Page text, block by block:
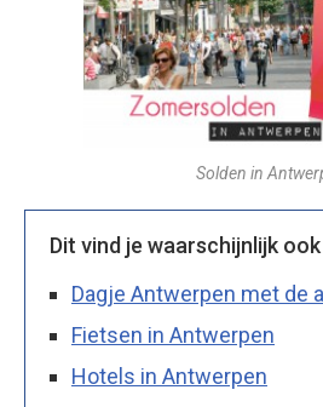
Solden in
Dit vind je waarschijnlijk
Dagje Antwerpen met de
Fietsen in Antwerpen
Hotels in Antwerpen